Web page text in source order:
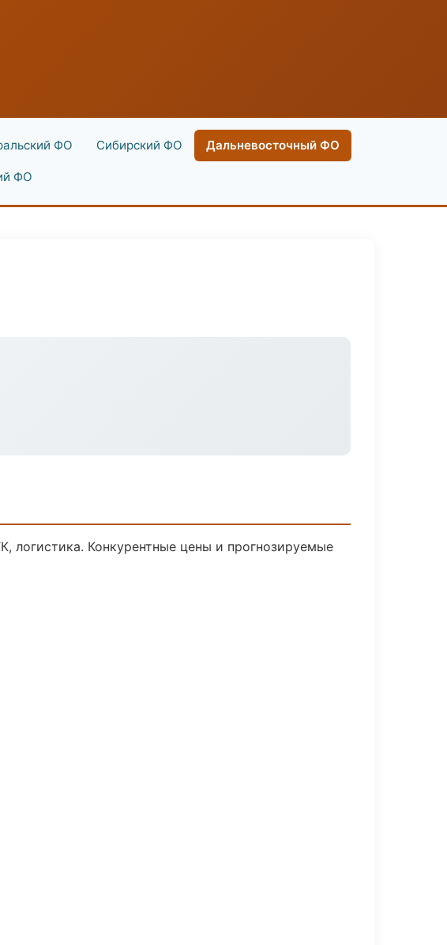
ФО Сибирский ФО Дальневосточный ФО
ФО
логистика. Конкурентные цены и прогнозируемые